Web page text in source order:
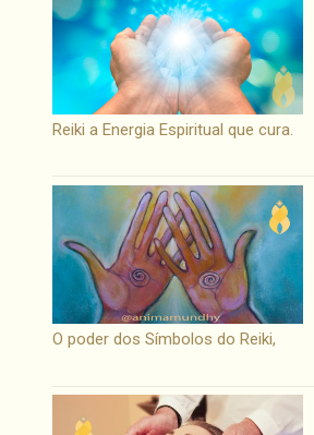
Reiki a Energia Espiritual que cura.
O poder dos Símbolos do Reiki,